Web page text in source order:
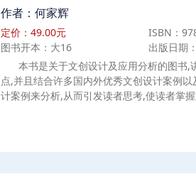
作者：何家辉
定价：49.00元
ISBN：
图书开本：大16
出版日期
本书是关于文创设计及应用分析的图书,
点,并且结合许多国内外优秀文创设计案例
计案例来分析,从而引发读者思考,使读者掌